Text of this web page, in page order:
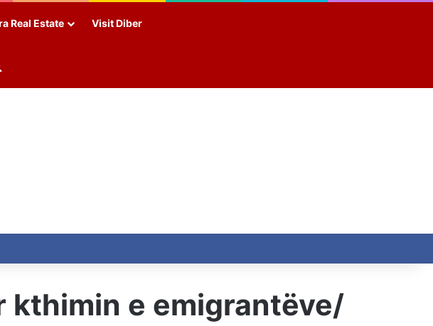
Real Estate Visit Diber
Me a Coffee
kthimin e emigrantëve/